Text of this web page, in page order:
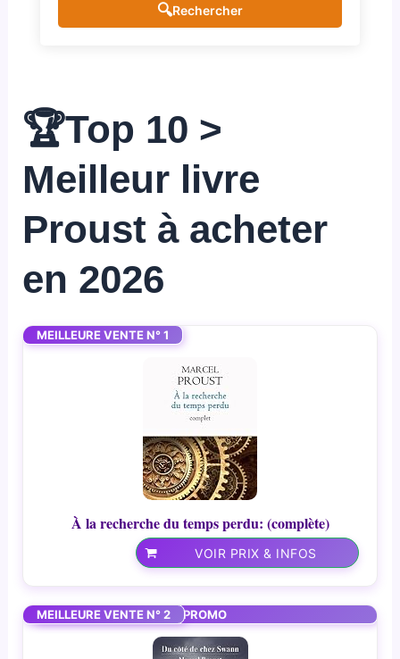
🔍Rechercher
🏆Top 10 >
Meilleur livre
Proust à acheter
en 2026
MEILLEURE VENTE N° 1
À la recherche du temps perdu: (complète)
VOIR PRIX & INFOS
PROMO
MEILLEURE VENTE N° 2